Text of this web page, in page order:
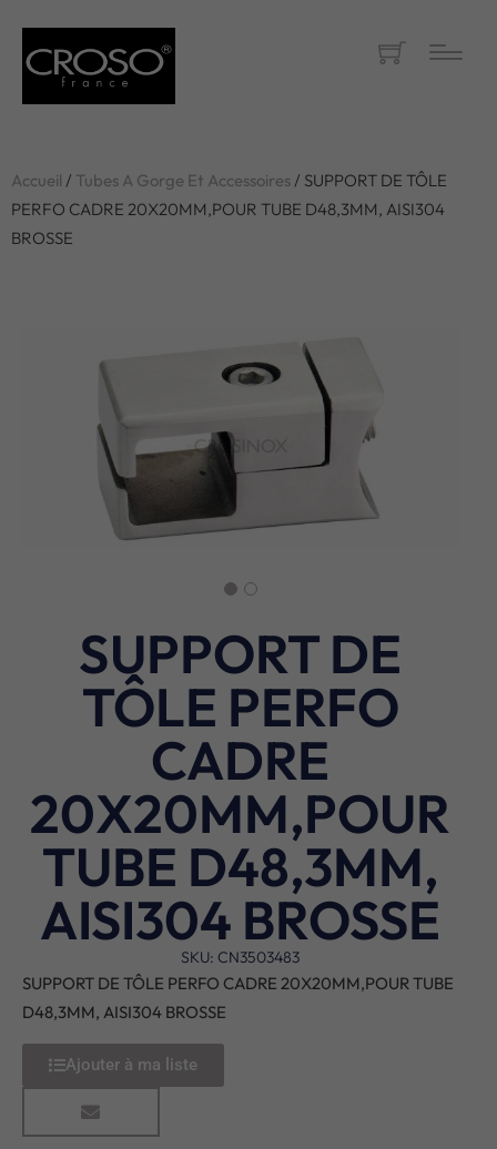
Accueil / Tubes A Gorge Et Accessoires/ SUPPORT DE TÔLE
PERFO CADRE 20X20MM,POUR TUBE D48,3MM, AISI304
BROSSE
SUPPORT DE
TÔLE PERFO
CADRE
20X20MM,POUR
TUBE D48,3MM,
AISI304 BROSSE
SKU: CN3503483
SUPPORT DE TÔLE PERFO CADRE 20X20MM,POUR TUBE
D48,3MM, AISI304 BROSSE
Ajouter à ma liste